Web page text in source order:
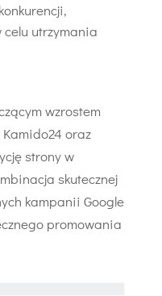
utrzymania
wzrostem
oraz
strony w
skutecznej
kampanii Google
promowania